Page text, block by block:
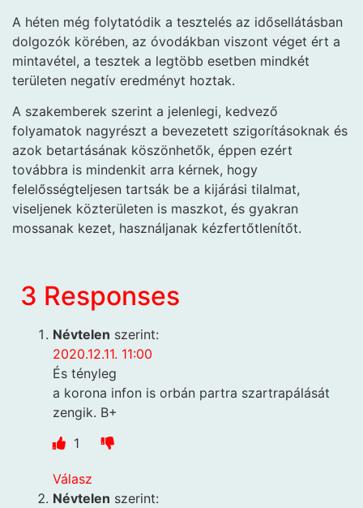
A héten még folytatódik a tesztelés az idősellátásban
dolgozók körében, az óvodákban viszont véget ért a
mintavétel, a tesztek a legtöbb esetben mindkét
területen negatív eredményt hoztak.
A szakemberek szerint a jelenlegi, kedvező
folyamatok nagyrészt a bevezetett szigorításoknak és
azok betartásának köszönhetők, éppen ezért
továbbra is mindenkit arra kérnek, hogy
felelősségteljesen tartsák be a kijárási tilalmat,
viseljenek közterületen is maszkot, és gyakran
mossanak kezet, használjanak kézfertőtlenítőt.
3 Responses
Névtelen szerint:
2020.12.11. 11:00
És tényleg
a korona infon is orbán partra szartrapálását
zengik. B+
1
Válasz
Névtelen szerint: